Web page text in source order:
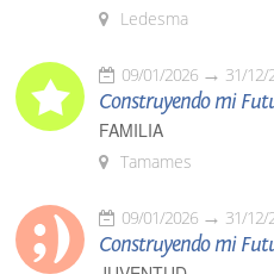
Ledesma
09/01/2026 31/12/
Construyendo mi
FAMILIA
Tamames
09/01/2026 31/12/
Construyendo mi